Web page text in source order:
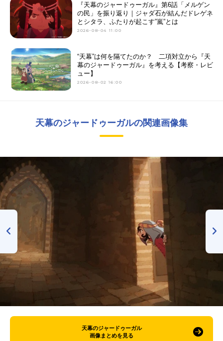
『天幕のジャードゥーガル』第6話「メルゲン
の民」を振り返り｜ジャダ石が結んだドレゲネ
とシタラ、ふたりが起こす”嵐”とは
2026-08-04 11:00
“天幕”は何を隔てたのか？ 二項対立から『天
幕のジャードゥーガル』を考える【考察・レビ
ュー】
2026-08-02 16:00
天幕のジャードゥーガルの関連画像集
天幕のジャードゥーガル
画像まとめを見る